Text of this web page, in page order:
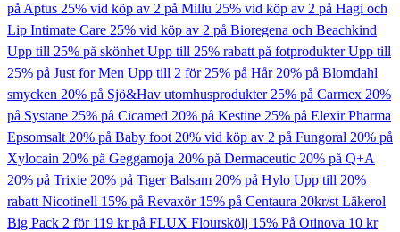
på Aptus 25% vid köp av 2 på Millu 25% vid köp av 2 på Hagi och
Lip Intimate Care 25% vid köp av 2 på Bioregena och Beachkind
Upp till 25% på skönhetUpp till 25% rabatt på fotprodukterUpp till
25% på Just for Men Upp till 2 för 25% på Hår20% på Blomdahl
smycken 20% på Sjö&Hav utomhusprodukter25% på Carmex 20%
på Systane 25% på Cicamed 20% på Kestine 25% på Elexir Pharma
Epsomsalt20% på Baby foot20% vid köp av 2 på Fungoral 20% på
Xylocain 20% på Geggamoja 20% på Dermaceutic 20% på Q+A
20% på Trixie 20% på Tiger Balsam 20% på Hylo Upp till 20%
rabatt Nicotinell 15% på Revaxör 15% på Centaura 20kr/st Läkerol
Big Pack 2 för 119 kr på FLUX Flourskölj 15% På Otinova 10 kr